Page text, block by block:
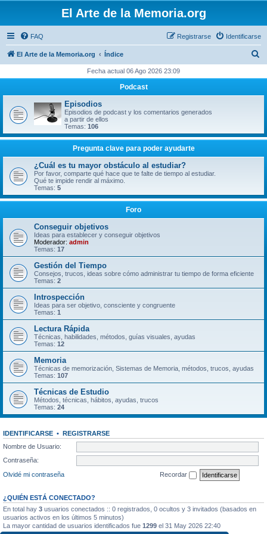
El Arte de la Memoria.org
FAQ Identificarse
Registrarse
El Arte de la Memoria.org Índice
c
Fecha actual 06 Ago 2026 23:09
Podcast
Episodios
Episodios de podcast y los comentarios generados
a partir de ellos
Temas: 106
Pregunta clave para poder ayudarte
¿Cuál es tu mayor obstáculo al estudiar?
Por favor, comparte qué hace que te falte de tiempo al estudiar.
Qué te impide rendir al máximo.
Temas: 5
Foro
Conseguir objetivos
Ideas para establecer y conseguir objetivos
Moderador: admin
Temas: 17
Gestión del Tiempo
Consejos, trucos, ideas sobre cómo administrar tu tiempo de forma eficiente
Temas: 2
Introspección
Ideas para ser objetivo, consciente y congruente
Temas: 1
Lectura Rápida
Técnicas, habilidades, métodos, guías visuales, ayudas
Temas: 12
Memoria
Técnicas de memorización, Sistemas de Memoria, métodos, trucos, ayudas
Temas: 107
Técnicas de Estudio
Métodos, técnicas, hábitos, ayudas, trucos
Temas: 24
IDENTIFICARSE • REGISTRARSE
Nombre de Usuario:
Contraseña:
Olvidé mi contraseña
Recordar
¿QUIÉN ESTÁ CONECTADO?
En total hay 3 usuarios conectados :: 0 registrados, 0 ocultos y 3 invitados (basados en
usuarios activos en los últimos 5 minutos)
La mayor cantidad de usuarios identificados fue 1299 el 31 May 2026 22:40